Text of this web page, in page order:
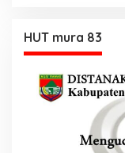
HUT mura 83